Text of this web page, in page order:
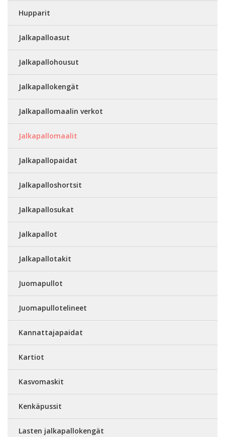
Hupparit
Jalkapalloasut
Jalkapallohousut
Jalkapallokengät
Jalkapallomaalin verkot
Jalkapallomaalit
Jalkapallopaidat
Jalkapalloshortsit
Jalkapallosukat
Jalkapallot
Jalkapallotakit
Juomapullot
Juomapullotelineet
Kannattajapaidat
Kartiot
Kasvomaskit
Kenkäpussit
Lasten jalkapallokengät